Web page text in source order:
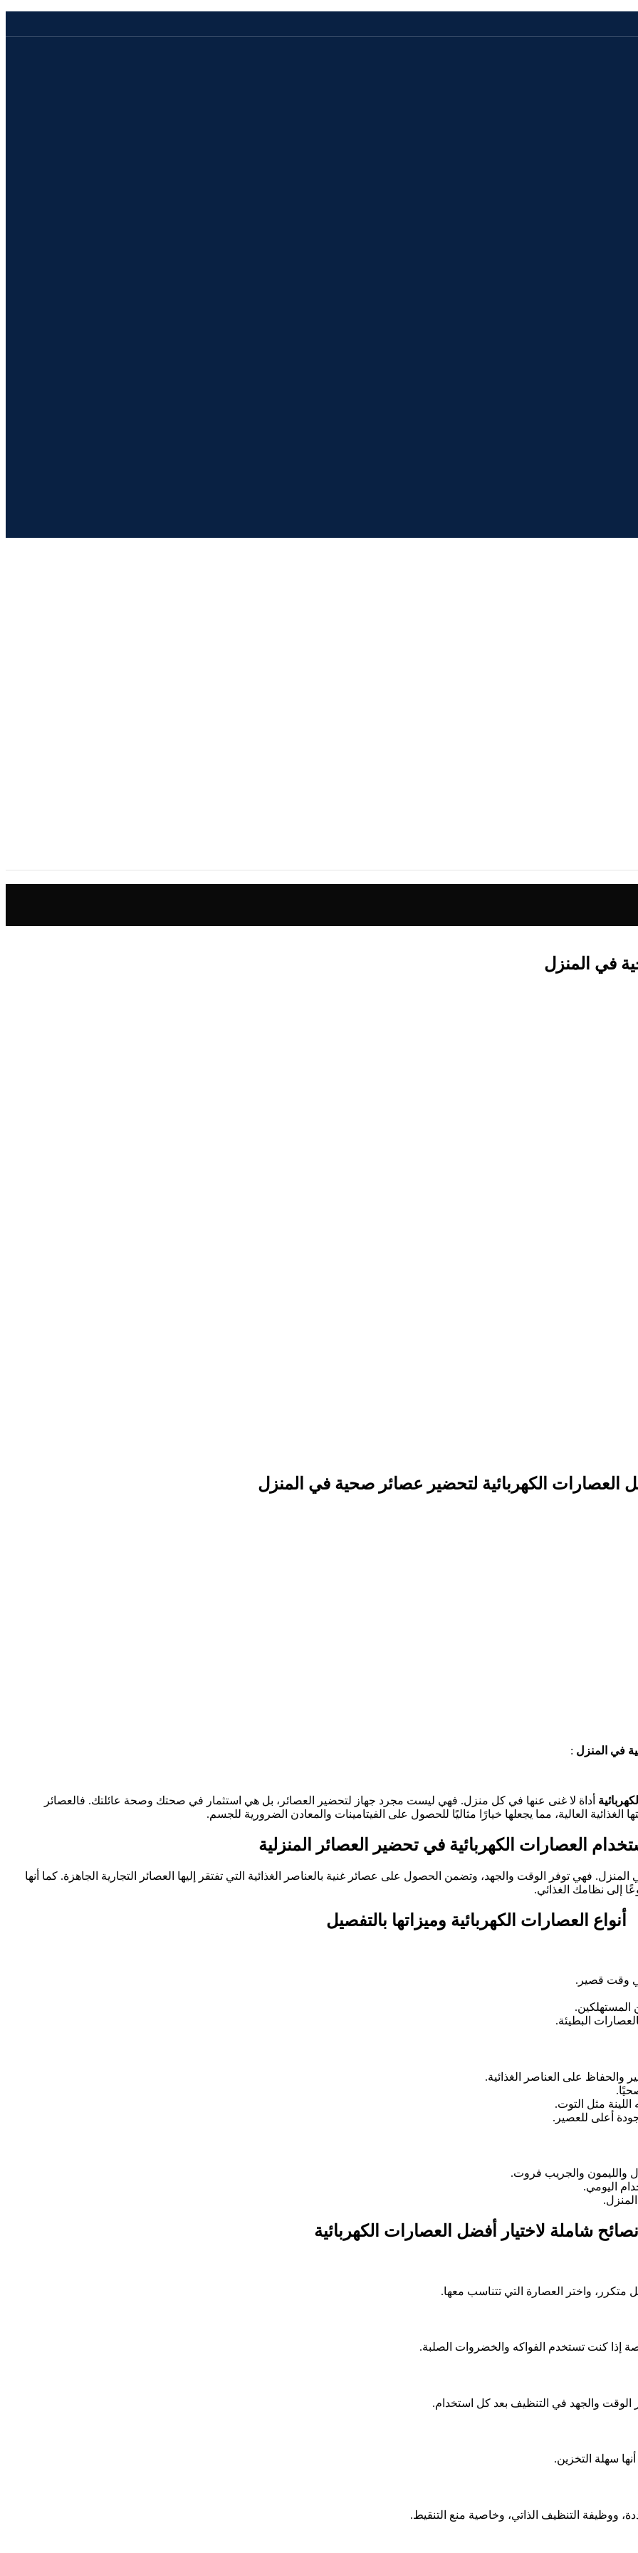
في المنزل
في المنزل :
أداة لا غنى عنها في كل منزل. فهي ليست مجرد جهاز لتحضير العصائر، بل هي استثمار في صحتك وصحة عائلتك. فالعصائر
الغذائية العالية، مما يجعلها خيارًا مثاليًا للحصول على الفيتامينات والمعادن الضرورية للجسم.
العصارات الكهربائية في تحضير العصائر المنزلية
فهي توفر الوقت والجهد، وتضمن الحصول على عصائر غنية بالعناصر الغذائية التي تفتقر إليها العصائر التجارية الجاهزة. كما أنها
إلى نظامك الغذائي.
أنواع العصارات الكهربائية وميزاتها بالتفصيل
في وقت قصير.
المستهلكين.
البطيئة.
على العناصر الغذائية.
مثل التوت.
أعلى للعصير.
والليمون والجريب فروت.
اليومي.
نصائح شاملة لاختيار أفضل العصارات الكهربائية
متكرر، واختر العصارة التي تتناسب معها.
إذا كنت تستخدم الفواكه والخضروات الصلبة.
الوقت والجهد في التنظيف بعد كل استخدام.
سهلة التخزين.
ووظيفة التنظيف الذاتي، وخاصية منع التنقيط.